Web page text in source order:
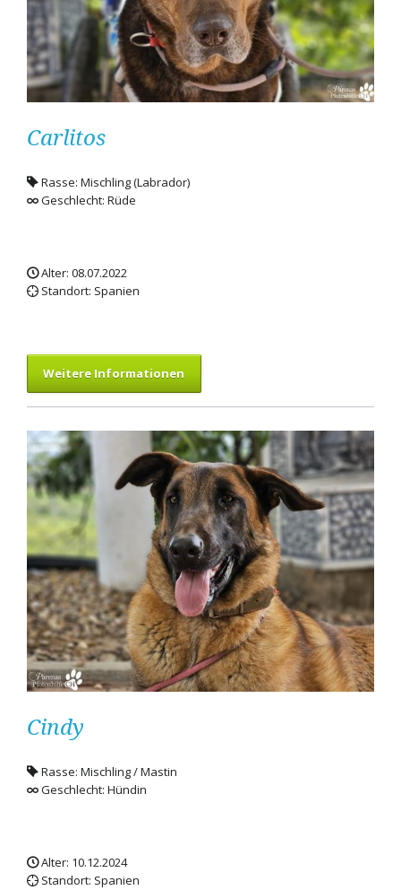
Carlitos
Rasse: Mischling (Labrador)
Geschlecht: Rüde
Alter: 08.07.2022
Standort: Spanien
Weitere Informationen
Cindy
Rasse: Mischling / Mastin
Geschlecht: Hündin
Alter: 10.12.2024
Standort: Spanien